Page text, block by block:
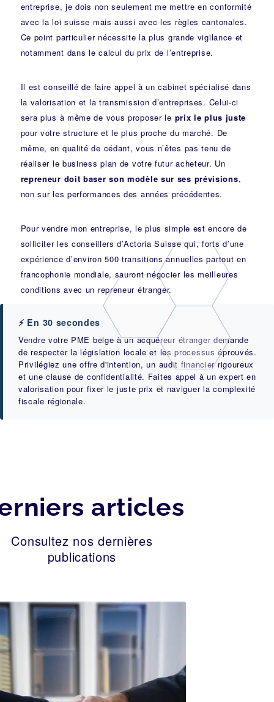
entreprise, je dois non seulement me mettre en conformité
avec la loi suisse mais aussi avec les règles cantonales.
Ce point particulier nécessite la plus grande vigilance et
notamment dans lecalcul du prix de l’entreprise.
Il est conseillé de faire appel à un cabinet spécialisé dans
la valorisation et la transmission d’entreprises. Celui-ci
sera plus à même de vous proposer le prix le plus juste
pour votre structure et le plus proche du marché. De
même, en qualité de cédant, vous n’êtes pas tenu de
réaliser le business plan de votre futur acheteur. Un
repreneur doit baser son modèle sur ses prévisions,
non sur les performances des années précédentes.
Pour vendre mon entreprise, le plus simple est encore de
solliciter les conseillers d’Actoria Suissequi, forts d’une
expérience d’environ 500 transitions annuelles partout en
francophonie mondiale, sauront négocier les meilleures
conditions avec un repreneur étranger.
⚡ En 30 secondes
Vendre votre PME belge à un acquéreur étranger demande
de respecter la législation locale et les processus éprouvés.
Privilégiez une offre d'intention, un audit financier rigoureux
et une clause de confidentialité. Faites appel à un expert en
valorisation pour fixer le juste prix et naviguer la complexité
fiscale régionale.
articles
Consultez nos dernières
publications